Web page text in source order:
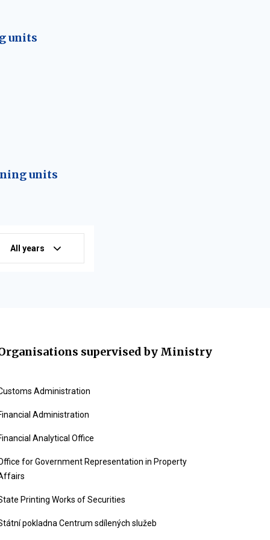
units
units
All years
supervised by Ministry
Administration
Administration
Analytical Office
for Government Representation in Property
Printing Works of Securities
pokladna Centrum sdílených služeb